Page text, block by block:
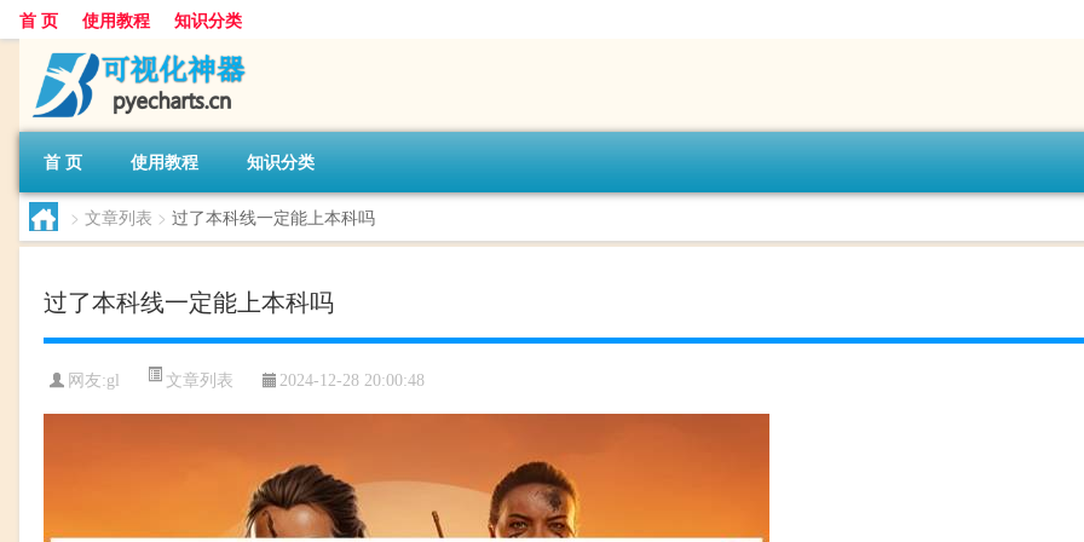
首 页 使用教程 知识分类
首 页 使用教程 知识分类
> 文章列表 > 过了本科线一定能上本科吗
过了本科线一定能上本科吗
网友:gl 文章列表 2024-12-28 20:00:48